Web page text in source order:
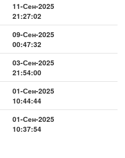
11-Сен-2025
21:27:02
09-Сен-2025
00:47:32
03-Сен-2025
21:54:00
01-Сен-2025
10:44:44
01-Сен-2025
10:37:54